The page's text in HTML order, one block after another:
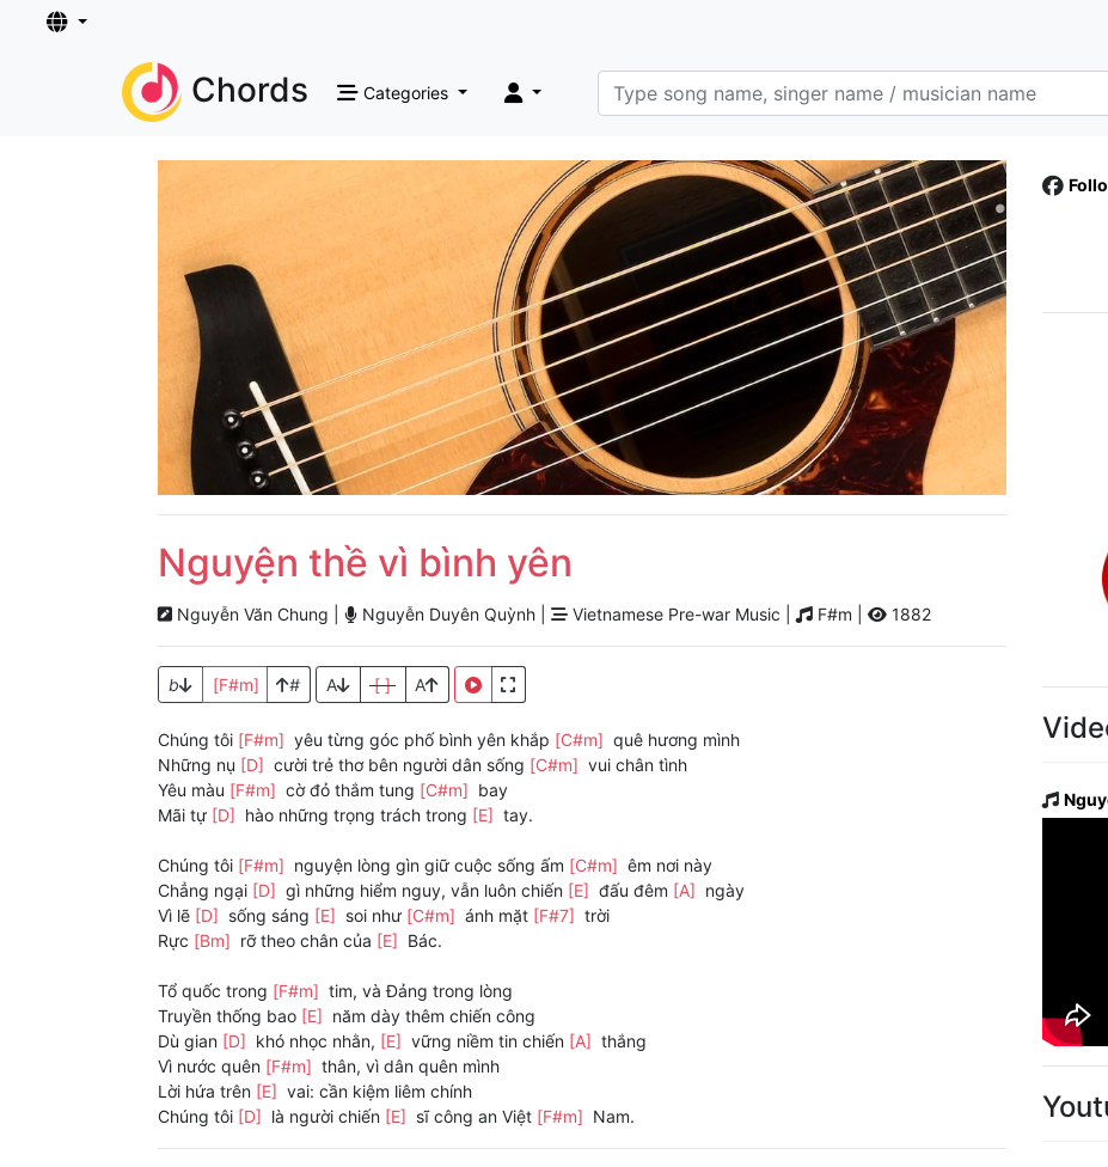
Chords Categories
Nguyện thề vì bình yên
Nguyễn Văn Chung | Nguyễn Duyên Quỳnh | Vietnamese Pre-war Music | F#m | 1882
b [F#m] # A [ ] A
Chúng tôi [F#m] yêu từng góc phố bình yên khắp [C#m] quê hương mình
Những nụ [D] cười trẻ thơ bên người dân sống [C#m] vui chân tình
Yêu màu [F#m] cờ đỏ thắm tung [C#m] bay
Mãi tự [D] hào những trọng trách trong [E] tay.
Chúng tôi [F#m] nguyện lòng gìn giữ cuộc sống ấm [C#m] êm nơi này
Chẳng ngại [D] gì những hiểm nguy, vẫn luôn chiến [E] đấu đêm [A] ngày
Vì lẽ [D] sống sáng [E] soi như [C#m] ánh mặt [F#7] trời
Rực [Bm] rỡ theo chân của [E] Bác.
Tổ quốc trong [F#m] tim, và Đảng trong lòng
Truyền thống bao [E] năm dày thêm chiến công
Dù gian [D] khó nhọc nhằn, [E] vững niềm tin chiến [A] thắng
Vì nước quên [F#m] thân, vì dân quên mình
Lời hứa trên [E] vai: cần kiệm liêm chính
Chúng tôi [D] là người chiến [E] sĩ công an Việt [F#m] Nam.